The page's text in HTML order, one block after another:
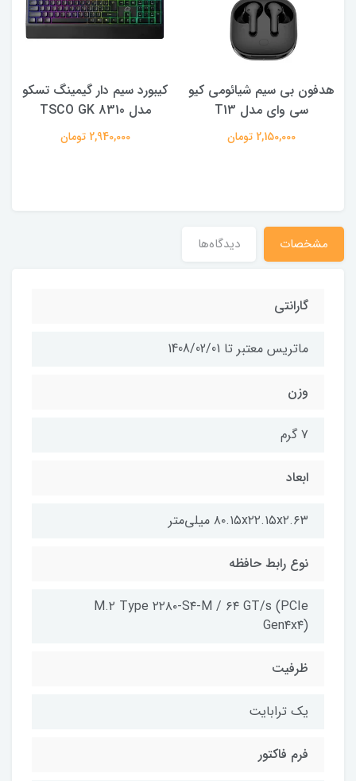
هدفون بی سیم شیائومی کیو
سی وای مدل T13
2,150,000 تومان
کیبورد سیم دار گیمینگ تسکو
مدل TSCO GK 8310
2,940,000 تومان
مشخصات دیدگاه‌ها
گارانتی
ماتریس معتبر تا 1408/02/01
وزن
۷ گرم
ابعاد
۸۰.۱۵x۲۲.۱۵x۲.۶۳ میلی‌متر
نوع رابط حافظه
M.۲ Type ۲۲۸۰-S۴-M / ۶۴ GT/s (PCIe
Gen۴x۴)
ظرفیت
یک ترابایت
فرم فاکتور